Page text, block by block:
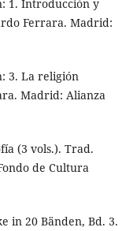
1. Introducción y
Ferrara. Madrid:
3. La religión
Madrid: Alianza
(3 vols.). Trad.
de Cultura
in 20 Bänden, Bd. 3.